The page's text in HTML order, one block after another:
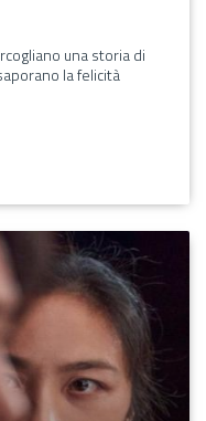
una storia di
la felicità